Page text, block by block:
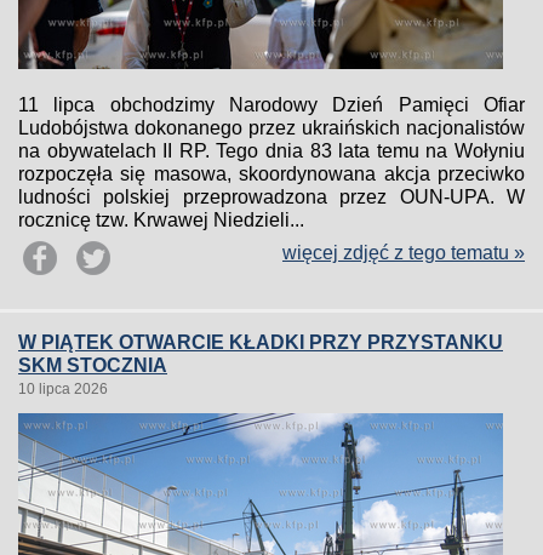
11 lipca obchodzimy Narodowy Dzień Pamięci Ofiar
Ludobójstwa dokonanego przez ukraińskich nacjonalistów
na obywatelach II RP. Tego dnia 83 lata temu na Wołyniu
rozpoczęła się masowa, skoordynowana akcja przeciwko
ludności polskiej przeprowadzona przez OUN-UPA. W
rocznicę tzw. Krwawej Niedzieli...
więcej zdjęć z tego tematu »
W PIĄTEK OTWARCIE KŁADKI PRZY PRZYSTANKU
SKM STOCZNIA
10 lipca 2026